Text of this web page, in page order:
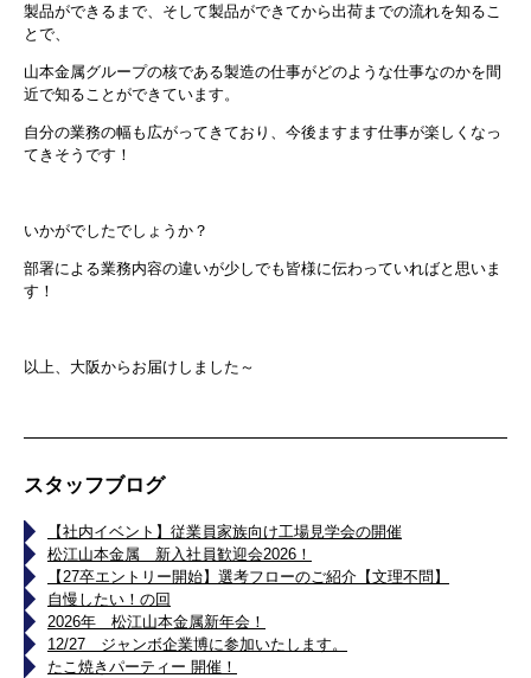
製品ができるまで、そして製品ができてから出荷までの流れを知るこ
とで、
山本金属グループの核である製造の仕事がどのような仕事なのかを間
近で知ることができています。
自分の業務の幅も広がってきており、今後ますます仕事が楽しくなっ
てきそうです！
いかがでしたでしょうか？
部署による業務内容の違いが少しでも皆様に伝わっていればと思いま
す！
以上、大阪からお届けしました～
スタッフブログ
【社内イベント】従業員家族向け工場見学会の開催
松江山本金属 新入社員歓迎会2026！
【27卒エントリー開始】選考フローのご紹介【文理不問】
自慢したい！の回
2026年 松江山本金属新年会！
12/27 ジャンボ企業博に参加いたします。
たこ焼きパーティー 開催！